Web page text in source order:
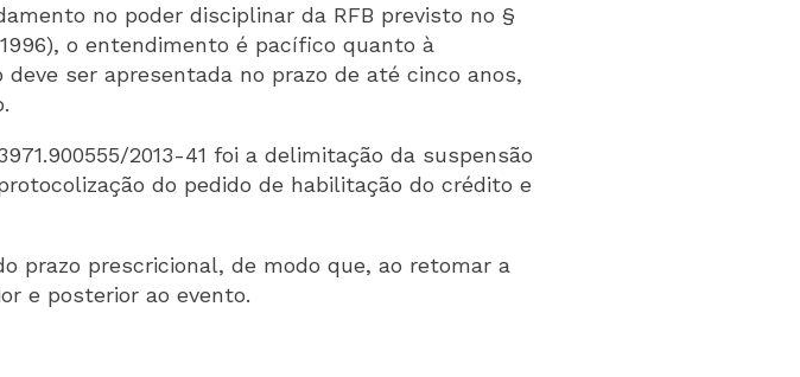
no poder disciplinar da RFB previsto no §
o entendimento é pacífico quanto à
ser apresentada no prazo de até cinco anos,
2013-41 foi a delimitação da suspensão
do pedido de habilitação do crédito e
prazo prescricional, de modo que, ao retomar a
e posterior ao evento.